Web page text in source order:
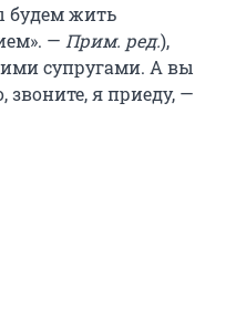
будем жить
— Прим. ред.),
супругами. А вы
звоните, я приеду, —